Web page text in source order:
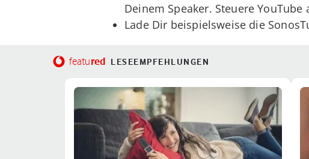
Deinem Speaker. Steuere
Lade Dir beispielsweise die
featured LESEEMPFEHLUNGEN